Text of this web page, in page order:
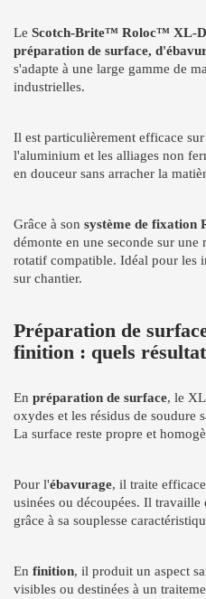
Le Scotch-Brite™ Roloc™ XL-
préparation de surface,
s'adapte à une large gamme de
industrielles.
Il est particulièrement efficace
l'aluminium et les alliages non
en douceur sans arracher la
Grâce à son système de fixation
démonte en une seconde sur
rotatif compatible. Idéal pour les
sur chantier.
Préparation de
finition : quels
En préparation de surface, le
oxydes et les résidus de soudure
La surface reste propre et
Pour l'ébavurage, il traite
usinées ou découpées. Il
grâce à sa souplesse
En finition, il produit un aspect
visibles ou destinées à un